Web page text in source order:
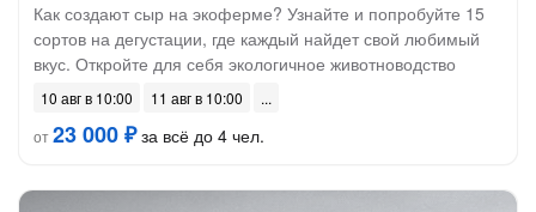
Как создают сыр на экоферме? Узнайте и попробуйте 15
сортов на дегустации, где каждый найдет свой любимый
вкус. Откройте для себя экологичное животноводство
10 авг в 10:00
11 авг в 10:00
от23 000 ₽за всё до 4 чел.